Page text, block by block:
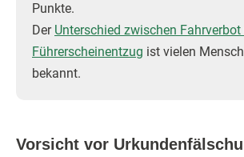
Punkte.
Der Unterschied zwischen Fahrverbot
Führerscheinentzug ist vielen
bekannt.
Vorsicht vor